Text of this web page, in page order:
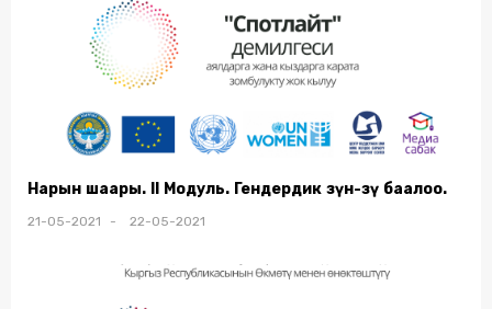
Нарын шаары. II Модуль. Гендердик өзүн-өзү баалоо.
21-05-2021 - 22-05-2021